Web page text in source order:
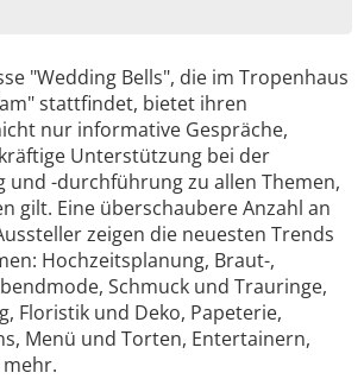
"Wedding Bells", die im Tropenhaus
stattfindet, bietet ihren
nur informative Gespräche,
Unterstützung bei der
und -durchführung zu allen Themen,
gilt. Eine überschaubere Anzahl an
zeigen die neuesten Trends
Hochzeitsplanung, Braut-,
Schmuck und Trauringe,
Floristik und Deko, Papeterie,
Menü und Torten, Entertainern,